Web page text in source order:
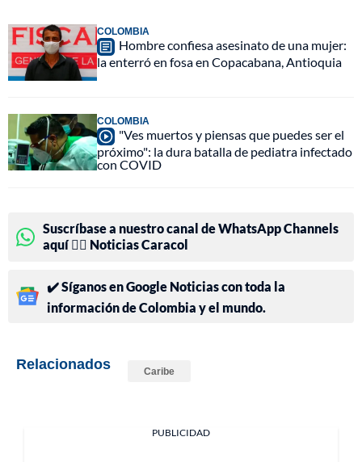
COLOMBIA
Hombre confiesa asesinato de una mujer:
la enterró en fosa en Copacabana, Antioquia
COLOMBIA
"Ves muertos y piensas que puedes ser el
próximo": la dura batalla de pediatra infectado
con COVID
Suscríbase a nuestro canal de WhatsApp Channels
aquí 👉🏻 Noticias Caracol
✔️ Síganos en Google Noticias con toda la
información de Colombia y el mundo.
Relacionados Caribe
PUBLICIDAD